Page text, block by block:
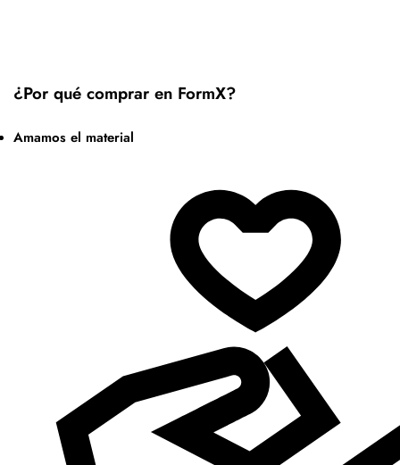
¿Por qué comprar en FormX?
Amamos el material